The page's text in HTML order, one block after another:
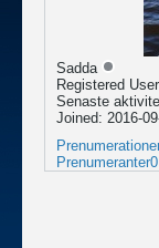
Sadda
Registered User
Senaste
Joined: 2016-
Prenumeranter0